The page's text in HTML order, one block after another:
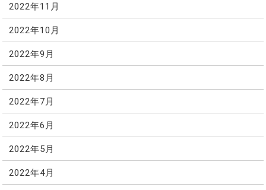
2022年11月
2022年10月
2022年9月
2022年8月
2022年7月
2022年6月
2022年5月
2022年4月